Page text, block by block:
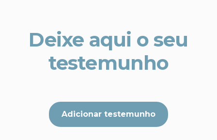
Deixe aqui o seu
testemunho
Adicionar testemunho